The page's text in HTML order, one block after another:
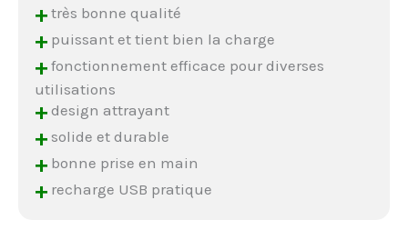
+très bonne qualité
+puissant et tient bien la charge
+fonctionnement efficace pour diverses
utilisations
+design attrayant
+solide et durable
+bonne prise en main
+recharge USB pratique